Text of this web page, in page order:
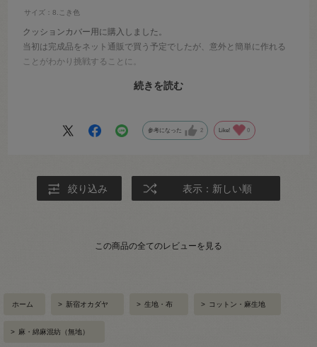
サイズ：8.こき色
クッションカバー用に購入しました。
当初は完成品をネット通販で買う予定でしたが、意外と簡単に作れる
ことがわかり挑戦することに。
一番良心的なお値段でした。３割くらいの値段で買えました！
辺倒ではない味わい深いカラーで大満足です。
また利用したいと思います。
続きを読む
参考になった 2 Like! 0
絞り込み 表示：新しい順
この商品の全てのレビューを見る
ホーム > 新宿オカダヤ > 生地・布 > コットン・麻生地
> 麻・綿麻混紡（無地）